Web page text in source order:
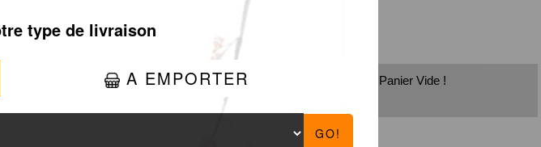
Panier Vide !